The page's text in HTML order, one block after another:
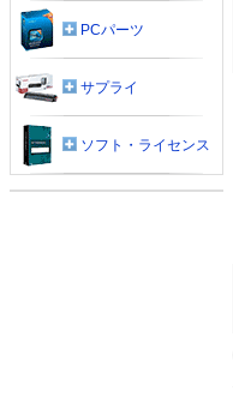
PCパーツ
サプライ
ソフト・ライセンス